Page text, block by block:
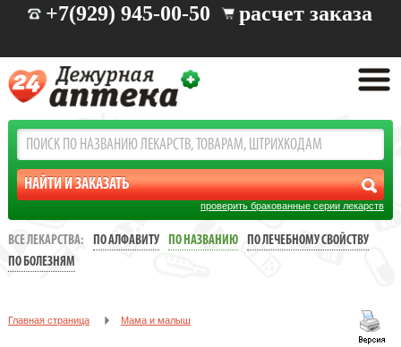
+7(929) 945-00-50 расчет заказа
проверить бракованные серии лекарств
ВСЕ ЛЕКАРСТВА: ПО АЛФАВИТУ ПО НАЗВАНИЮ
ПО ЛЕЧЕБНОМУ СВОЙСТВУ
ПО БОЛЕЗНЯМ
Главная страница Мама и малыш